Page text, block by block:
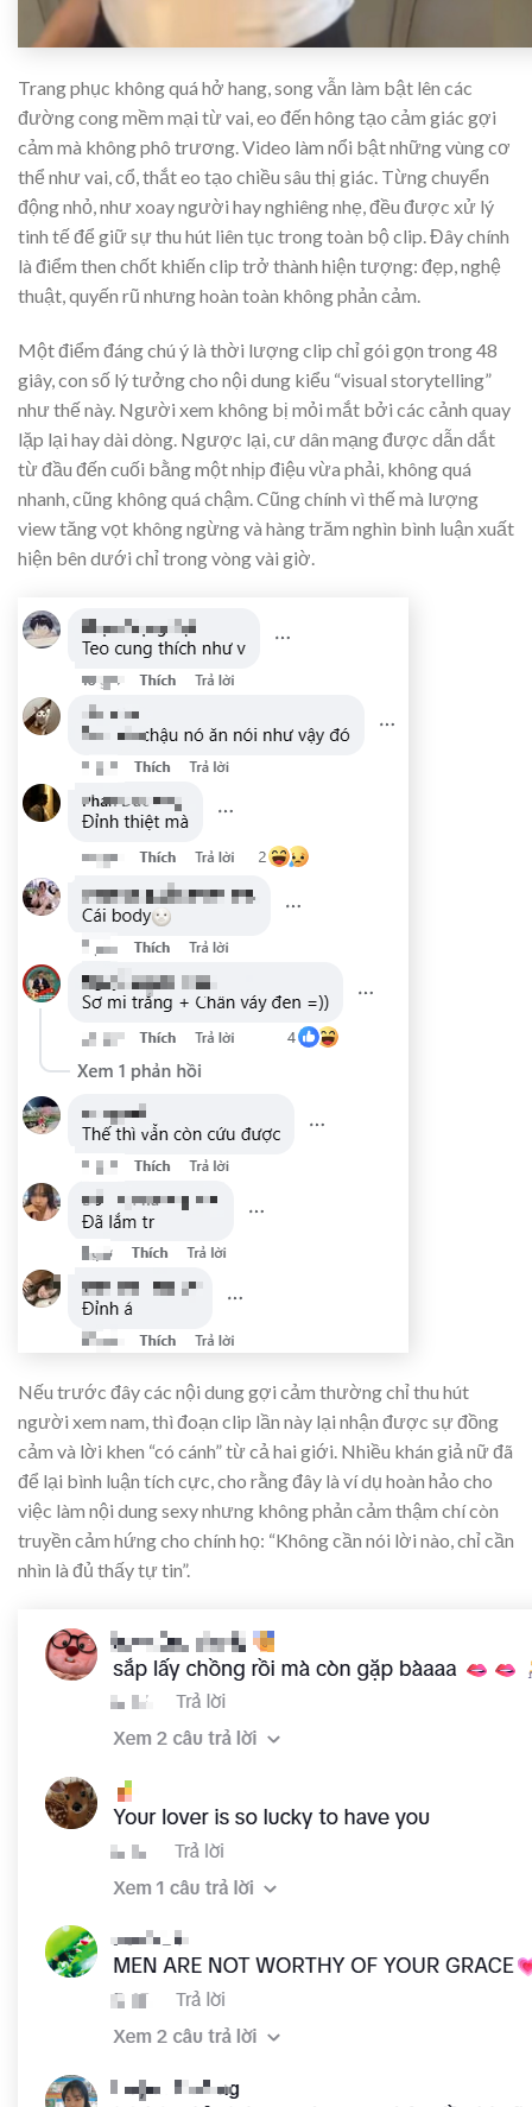
Trang phục không quá hở hang, song vẫn làm bật lên các
đường cong mềm mại từ vai, eo đến hông tạo cảm giác gợi
cảm mà không phô trương. Video làm nổi bật những vùng cơ
thể như vai, cổ, thắt eo tạo chiều sâu thị giác. Từng chuyển
động nhỏ, như xoay người hay nghiêng nhẹ, đều được xử lý
tinh tế để giữ sự thu hút liên tục trong toàn bộ clip. Đây chính
là điểm then chốt khiến clip trở thành hiện tượng: đẹp, nghệ
thuật, quyến rũ nhưng hoàn toàn không phản cảm.
Một điểm đáng chú ý là thời lượng clip chỉ gói gọn trong 48
giây, con số lý tưởng cho nội dung kiểu “visual storytelling”
như thế này. Người xem không bị mỏi mắt bởi các cảnh quay
lặp lại hay dài dòng. Ngược lại, cư dân mạng được dẫn dắt
từ đầu đến cuối bằng một nhịp điệu vừa phải, không quá
nhanh, cũng không quá chậm. Cũng chính vì thế mà lượng
view tăng vọt không ngừng và hàng trăm nghìn bình luận xuất
hiện bên dưới chỉ trong vòng vài giờ.
Nếu trước đây các nội dung gợi cảm thường chỉ thu hút
người xem nam, thì đoạn clip lần này lại nhận được sự đồng
cảm và lời khen “có cánh” từ cả hai giới. Nhiều khán giả nữ đã
để lại bình luận tích cực, cho rằng đây là ví dụ hoàn hảo cho
việc làm nội dung sexy nhưng không phản cảm thậm chí còn
truyền cảm hứng cho chính họ: “Không cần nói lời nào, chỉ cần
nhìn là đủ thấy tự tin”.